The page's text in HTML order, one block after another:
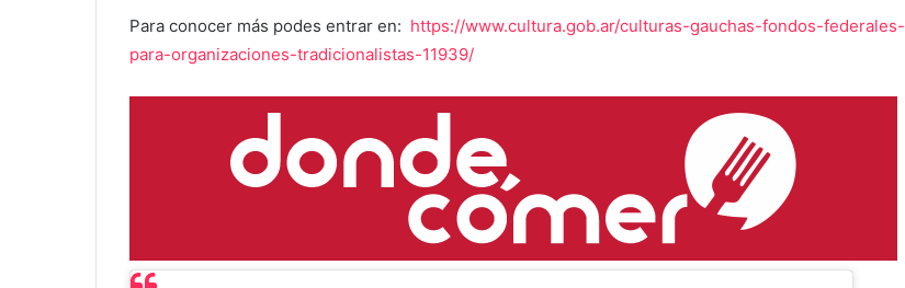
Para conocer más podes entrar en: https://www.cultura.gob.ar/culturas-gauchas-fondos-federales-
para-organizaciones-tradicionalistas-11939/